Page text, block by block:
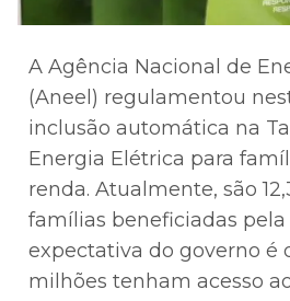
A Agência Nacional de
(Aneel) regulamentou
inclusão automática na
Energia Elétrica para
renda. Atualmente, são
famílias beneficiadas pela
expectativa do governo é
milhões tenham acesso